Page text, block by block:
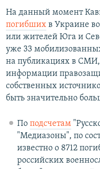
На данный момент
погибших в Украине
или жителей Юга и
уже 33
на публикациях в СМИ,
информации
собственных
быть значительно
По подсчетам
"Медиазоны", по
известно о 8712
российских